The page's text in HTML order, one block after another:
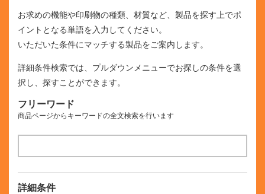
お求めの機能や印刷物の種類、材質など、製品を探す上でポ
イントとなる単語を入力してください。
いただいた条件にマッチする製品をご案内します。
詳細条件検索では、プルダウンメニューでお探しの条件を選
択し、探すことができます。
フリーワード
商品ページからキーワードの全文検索を行います
詳細条件